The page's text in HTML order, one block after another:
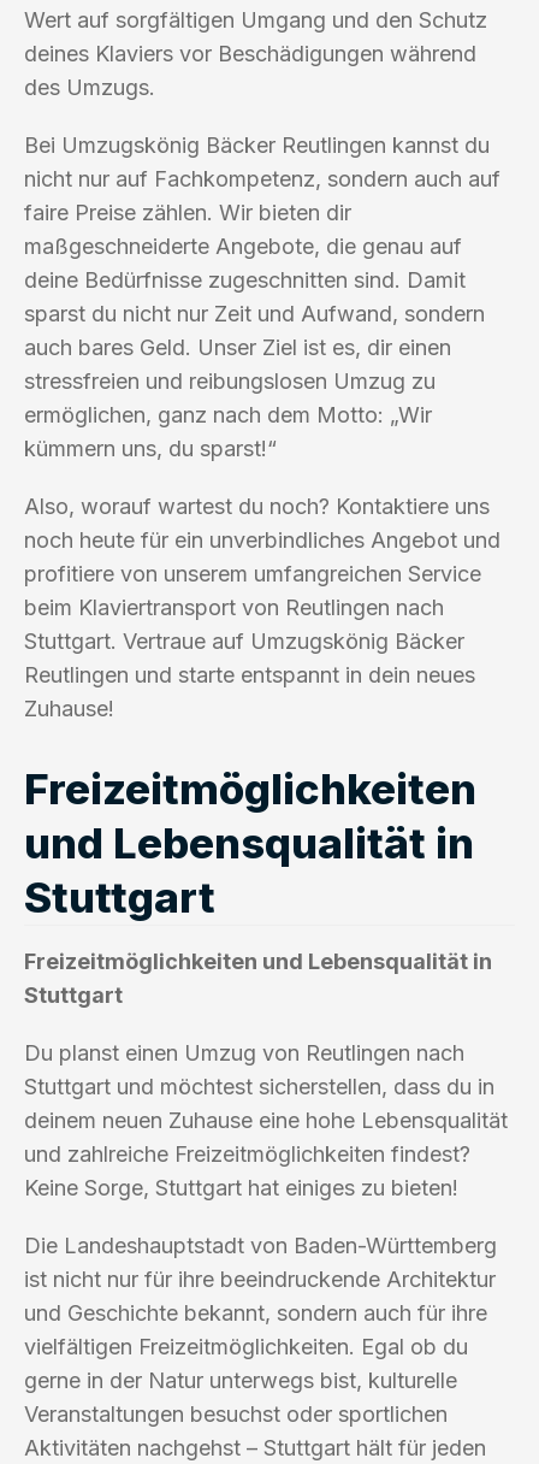
Wert auf sorgfältigen Umgang und den Schutz
deines Klaviers vor Beschädigungen während
des Umzugs.
Bei Umzugskönig Bäcker Reutlingen kannst du
nicht nur auf Fachkompetenz, sondern auch auf
faire Preise zählen. Wir bieten dir
maßgeschneiderte Angebote, die genau auf
deine Bedürfnisse zugeschnitten sind. Damit
sparst du nicht nur Zeit und Aufwand, sondern
auch bares Geld. Unser Ziel ist es, dir einen
stressfreien und reibungslosen Umzug zu
ermöglichen, ganz nach dem Motto: „Wir
kümmern uns, du sparst!“
Also, worauf wartest du noch? Kontaktiere uns
noch heute für ein unverbindliches Angebot und
profitiere von unserem umfangreichen Service
beim Klaviertransport von Reutlingen nach
Stuttgart. Vertraue auf Umzugskönig Bäcker
Reutlingen und starte entspannt in dein neues
Zuhause!
Freizeitmöglichkeiten
und Lebensqualität in
Stuttgart
Freizeitmöglichkeiten und Lebensqualität in
Stuttgart
Du planst einen Umzug von Reutlingen nach
Stuttgart und möchtest sicherstellen, dass du in
deinem neuen Zuhause eine hohe Lebensqualität
und zahlreiche Freizeitmöglichkeiten findest?
Keine Sorge, Stuttgart hat einiges zu bieten!
Die Landeshauptstadt von Baden-Württemberg
ist nicht nur für ihre beeindruckende Architektur
und Geschichte bekannt, sondern auch für ihre
vielfältigen Freizeitmöglichkeiten. Egal ob du
gerne in der Natur unterwegs bist, kulturelle
Veranstaltungen besuchst oder sportlichen
Aktivitäten nachgehst – Stuttgart hält für jeden